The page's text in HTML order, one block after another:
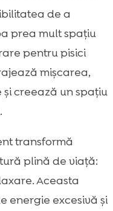
de a
prea mult spațiu
pentru pisici
mișcarea,
creează un spațiu
transformă
plină de viață:
Aceasta
energie excesivă și